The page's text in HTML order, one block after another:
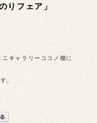
りフェア」
ギャラリーココノ棚に
。